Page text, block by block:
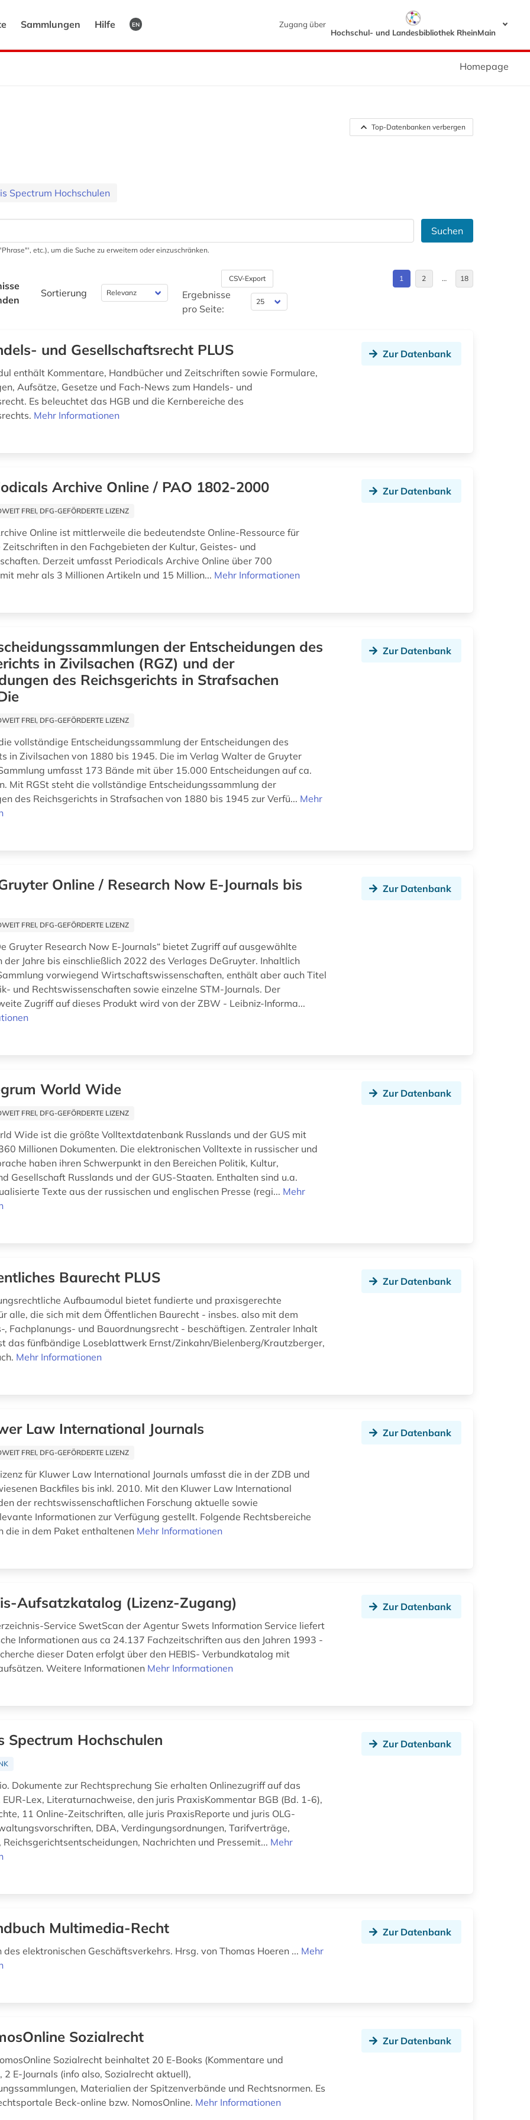
Sammlungen Hilfe EN
Zugang über
Hochschul- und Landesbibliothek RheinMain
Homepage
Top-Datenbanken verbergen
Spectrum Hochschulen
Suchen
etc.), um die Suche zu erweitern oder einzuschränken.
Sortierung
CSV-Export
Ergebnisse
pro Seite:
1 2 … 18
und Gesellschaftsrecht PLUS
enthält Kommentare, Handbücher und Zeitschriften sowie Formulare,
Aufsätze, Gesetze und Fach-News zum Handels- und
Es beleuchtet das HGB und die Kernbereiche des
Mehr Informationen
Zur Datenbank
Archive Online / PAO 1802-2000
FREI, DFG-GEFÖRDERTE LIZENZ
Online ist mittlerweile die bedeutendste Online-Ressource für
Zeitschriften in den Fachgebieten der Kultur, Geistes- und
Derzeit umfasst Periodicals Archive Online über 700
mehr als 3 Millionen Artikeln und 15 Million... Mehr Informationen
Zur Datenbank
der Entscheidungen des
in Zivilsachen (RGZ) und der
des Reichsgerichts in Strafsachen
FREI, DFG-GEFÖRDERTE LIZENZ
vollständige Entscheidungssammlung der Entscheidungen des
in Zivilsachen von 1880 bis 1945. Die im Verlag Walter de Gruyter
umfasst 173 Bände mit über 15.000 Entscheidungen auf ca.
Mit RGSt steht die vollständige Entscheidungssammlung der
des Reichsgerichts in Strafsachen von 1880 bis 1945 zur Verfü... Mehr
Zur Datenbank
Online / Research Now E-Journals bis
FREI, DFG-GEFÖRDERTE LIZENZ
Gruyter Research Now E-Journals“ bietet Zugriff auf ausgewählte
der Jahre bis einschließlich 2022 des Verlages DeGruyter. Inhaltlich
vorwiegend Wirtschaftswissenschaften, enthält aber auch Titel
und Rechtswissenschaften sowie einzelne STM-Journals. Der
Zugriff auf dieses Produkt wird von der ZBW - Leibniz-Informa...
Zur Datenbank
World Wide
FREI, DFG-GEFÖRDERTE LIZENZ
Wide ist die größte Volltextdatenbank Russlands und der GUS mit
Millionen Dokumenten. Die elektronischen Volltexte in russischer und
haben ihren Schwerpunkt in den Bereichen Politik, Kultur,
Gesellschaft Russlands und der GUS-Staaten. Enthalten sind u.a.
Texte aus der russischen und englischen Presse (regi... Mehr
Zur Datenbank
Baurecht PLUS
Aufbaumodul bietet fundierte und praxisgerechte
alle, die sich mit dem Öffentlichen Baurecht - insbes. also mit dem
, Fachplanungs- und Bauordnungsrecht - beschäftigen. Zentraler Inhalt
das fünfbändige Loseblattwerk Ernst/Zinkahn/Bielenberg/Krautzberger,
Mehr Informationen
Zur Datenbank
Law International Journals
FREI, DFG-GEFÖRDERTE LIZENZ
für Kluwer Law International Journals umfasst die in der ZDB und
Backfiles bis inkl. 2010. Mit den Kluwer Law International
der rechtswissenschaftlichen Forschung aktuelle sowie
Informationen zur Verfügung gestellt. Folgende Rechtsbereiche
die in dem Paket enthaltenen Mehr Informationen
Zur Datenbank
Aufsatzkatalog (Lizenz-Zugang)
Service SwetScan der Agentur Swets Information Service liefert
Informationen aus ca 24.137 Fachzeitschriften aus den Jahren 1993 -
dieser Daten erfolgt über den HEBIS- Verbundkatalog mit
Weitere Informationen Mehr Informationen
Zur Datenbank
Spectrum Hochschulen
Dokumente zur Rechtsprechung Sie erhalten Onlinezugriff auf das
EUR-Lex, Literaturnachweise, den juris PraxisKommentar BGB (Bd. 1-6),
11 Online-Zeitschriften, alle juris PraxisReporte und juris OLG-
DBA, Verdingungsordnungen, Tarifverträge,
Nachrichten und Pressemit... Mehr
Zur Datenbank
Multimedia-Recht
des elektronischen Geschäftsverkehrs. Hrsg. von Thomas Hoeren ... Mehr
Zur Datenbank
Sozialrecht
Sozialrecht beinhaltet 20 E-Books (Kommentare und
2 E-Journals (info also, Sozialrecht aktuell),
Materialien der Spitzenverbände und Rechtsnormen. Es
Beck-online bzw. NomosOnline. Mehr Informationen
Zur Datenbank